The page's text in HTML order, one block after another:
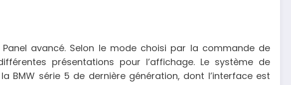
avancé. Selon le mode choisi par la commande de
présentations pour l’affichage. Le système de
BMW série 5 de dernière génération, dont l’interface est